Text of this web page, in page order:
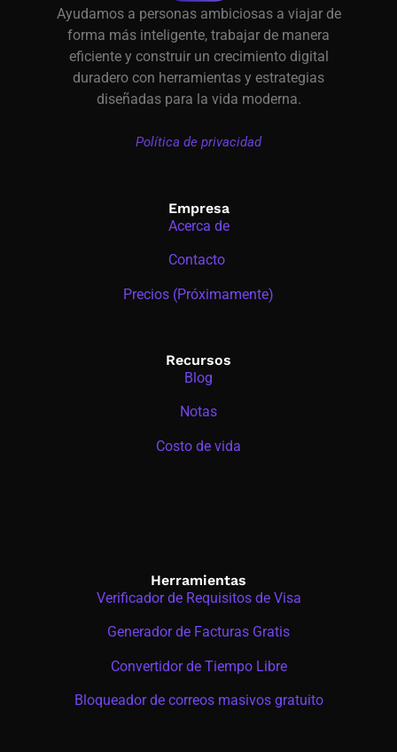
Ayudamos a personas ambiciosas a viajar de
forma más inteligente, trabajar de manera
eficiente y construir un crecimiento digital
duradero con herramientas y estrategias
diseñadas para la vida moderna.
Política de privacidad
Empresa
Acerca de
Contacto
Precios (Próximamente)
Recursos
Blog
Notas
Costo de vida
Herramientas
Verificador de Requisitos de Visa
Generador de Facturas Gratis
Convertidor de Tiempo Libre
Bloqueador de correos masivos gratuito